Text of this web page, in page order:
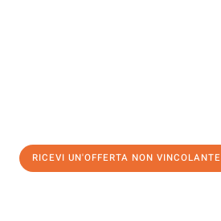
RICEVI UN'OFFERTA NON VINCOLANTE